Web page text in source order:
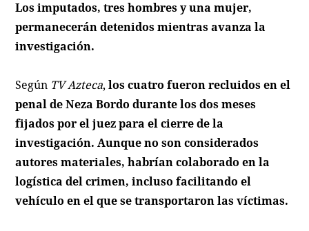
Los imputados, tres hombres y una mujer,
permanecerán detenidos mientras avanza la
investigación.
Según TV Azteca,los cuatro fueron recluidos en el
penal de Neza Bordo durante los dos meses
fijados por el juez para el cierre de la
investigación. Aunque no son considerados
autores materiales, habrían colaborado en la
logística del crimen, incluso facilitando el
vehículo en el que se transportaron las víctimas.